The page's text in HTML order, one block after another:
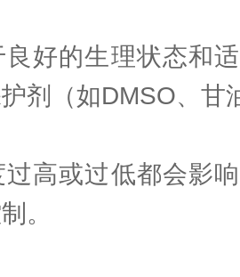
好的生理状态和
剂（如DMSO、甘
高或过低都会影
。